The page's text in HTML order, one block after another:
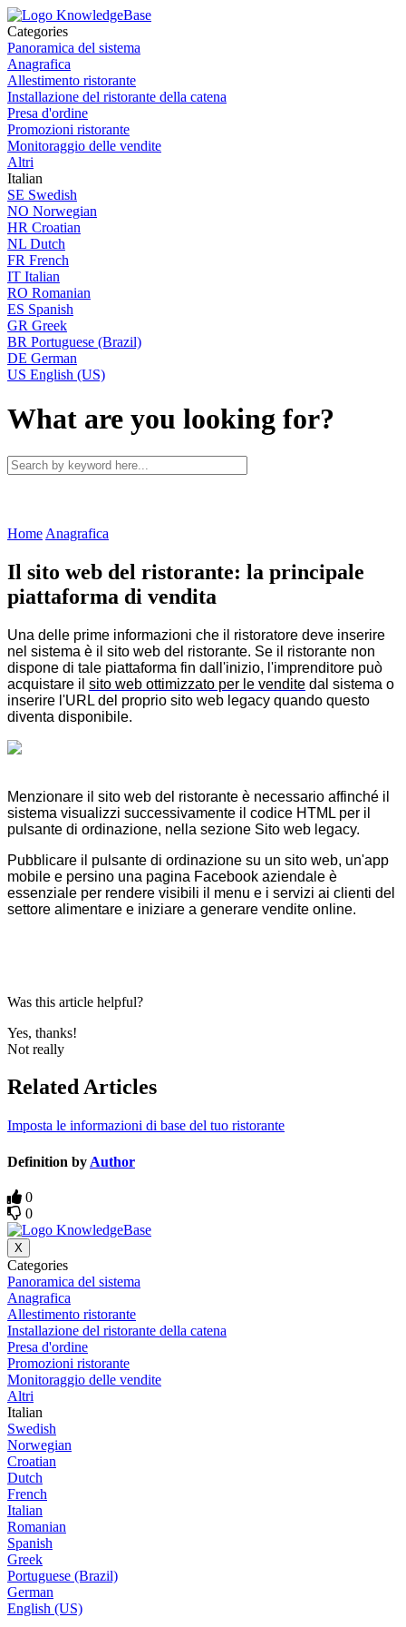
Categories
Panoramica del sistema
Anagrafica
Allestimento ristorante
Installazione del ristorante della catena
Presa d'ordine
Promozioni ristorante
Monitoraggio delle vendite
Altri
Italian
SE Swedish
NO Norwegian
HR Croatian
NL Dutch
FR French
IT Italian
RO Romanian
ES Spanish
GR Greek
BR Portuguese (Brazil)
DE German
US English (US)
What are you looking for?
Home Anagrafica
Il sito web del ristorante: la principale
piattaforma di vendita
Una delle prime informazioni che il ristoratore deve inserire
nel sistema è il sito web del ristorante. Se il ristorante non
dispone di tale piattaforma fin dall'inizio, l'imprenditore può
acquistare il sito web ottimizzato per le vendite dal sistema o
inserire l'URL del proprio sito web legacy quando questo
diventa disponibile.
Menzionare il sito web del ristorante è necessario affinché il
sistema visualizzi successivamente il codice HTML per il
pulsante di ordinazione, nella sezione Sito web legacy.
Pubblicare il pulsante di ordinazione su un sito web, un'app
mobile e persino una pagina Facebook aziendale è
essenziale per rendere visibili il menu e i servizi ai clienti del
settore alimentare e iniziare a generare vendite online.
Was this article helpful?
Yes, thanks!
Not really
Related Articles
Imposta le informazioni di base del tuo ristorante
Definition by Author
0
0
X
Categories
Panoramica del sistema
Anagrafica
Allestimento ristorante
Installazione del ristorante della catena
Presa d'ordine
Promozioni ristorante
Monitoraggio delle vendite
Altri
Italian
Swedish
Norwegian
Croatian
Dutch
French
Italian
Romanian
Spanish
Greek
Portuguese (Brazil)
German
English (US)